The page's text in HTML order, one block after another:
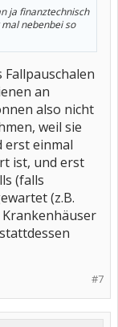
ja finanztechnisch
nebenbei so
an
also nicht
weil sie
erst einmal
ist, und erst
(falls
(z.B.
#7